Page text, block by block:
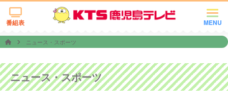
MENU
番組表
ニュース・スポーツ
ニュース・スポーツ